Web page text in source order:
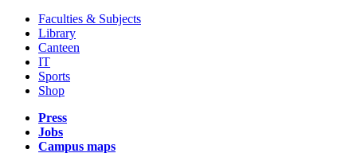
Faculties & Subjects
Library
Canteen
IT
Sports
Shop
Press
Jobs
Campus maps